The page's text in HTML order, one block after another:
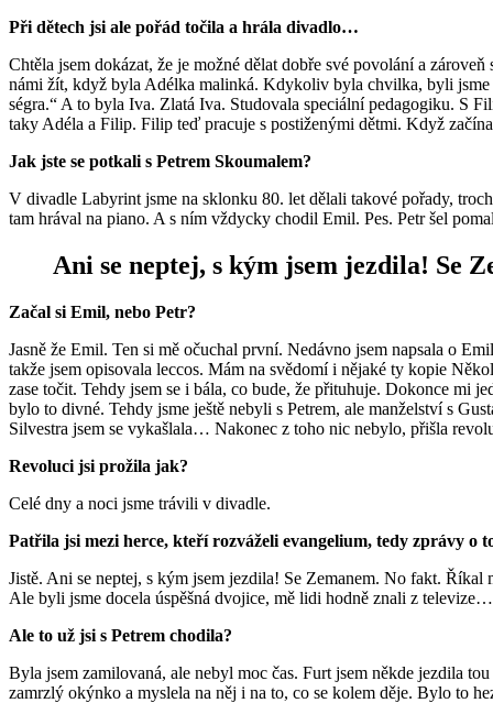
Při dětech jsi ale pořád točila a hrála divadlo…
Chtěla jsem dokázat, že je možné dělat dobře své povolání a
námi žít, když byla Adélka malinká. Kdykoliv byla chvilka, byli jsme
ségra.“ A to byla Iva. Zlatá Iva. Studovala speciální pedagogiku. S
taky Adéla a Filip. Filip teď pracuje s postiženými dětmi. Když
Jak jste se potkali s Petrem Skoumalem?
V divadle Labyrint jsme na sklonku 80. let dělali takové pořady,
tam hrával na piano. A s ním vždycky chodil Emil. Pes. Petr šel
Ani se neptej, s kým jsem jezdila! Se
Začal si Emil, nebo Petr?
Jasně že Emil. Ten si mě očuchal první. Nedávno jsem napsala o
takže jsem opisovala leccos. Mám na svědomí i nějaké ty kopie
zase točit. Tehdy jsem se i bála, co bude, že přituhuje. Dokonce mi
bylo to divné. Tehdy jsme ještě nebyli s Petrem, ale manželství s
Silvestra jsem se vykašlala… Nakonec z toho nic nebylo, přišla
Revoluci jsi prožila jak?
Celé dny a noci jsme trávili v divadle.
Patřila jsi mezi herce, kteří rozváželi evangelium, tedy zprávy o
Jistě. Ani se neptej, s kým jsem jezdila! Se Zemanem. No fakt.
Ale byli jsme docela úspěšná dvojice, mě lidi hodně znali z
Ale to už jsi s Petrem chodila?
Byla jsem zamilovaná, ale nebyl moc čas. Furt jsem někde jezdila
zamrzlý okýnko a myslela na něj i na to, co se kolem děje. Bylo to